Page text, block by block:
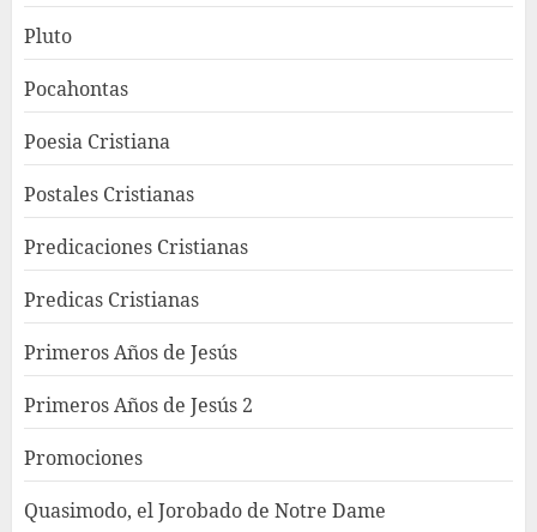
Pluto
Pocahontas
Poesia Cristiana
Postales Cristianas
Predicaciones Cristianas
Predicas Cristianas
Primeros Años de Jesús
Primeros Años de Jesús 2
Promociones
Quasimodo, el Jorobado de Notre Dame